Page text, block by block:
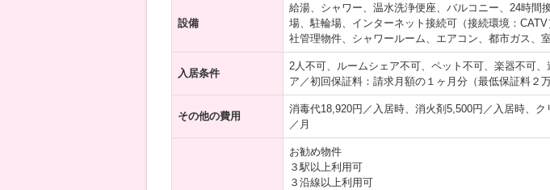
設備
給湯、シャワー、温水洗浄便座、バルコニー、24時間
場、駐輪場、インターネット接続可（接続環境：
社管理物件、シャワールーム、エアコン、都市ガス、
入居条件
2人不可、ルームシェア不可、ペット不可、楽器不可
ア／初回保証料：請求月額の１ヶ月分（最低保証料２
その他の費用
消毒代18,920円／入居時、消火剤5,500円／入居時、
／月
お勧め物件
３駅以上利用可
３沿線以上利用可